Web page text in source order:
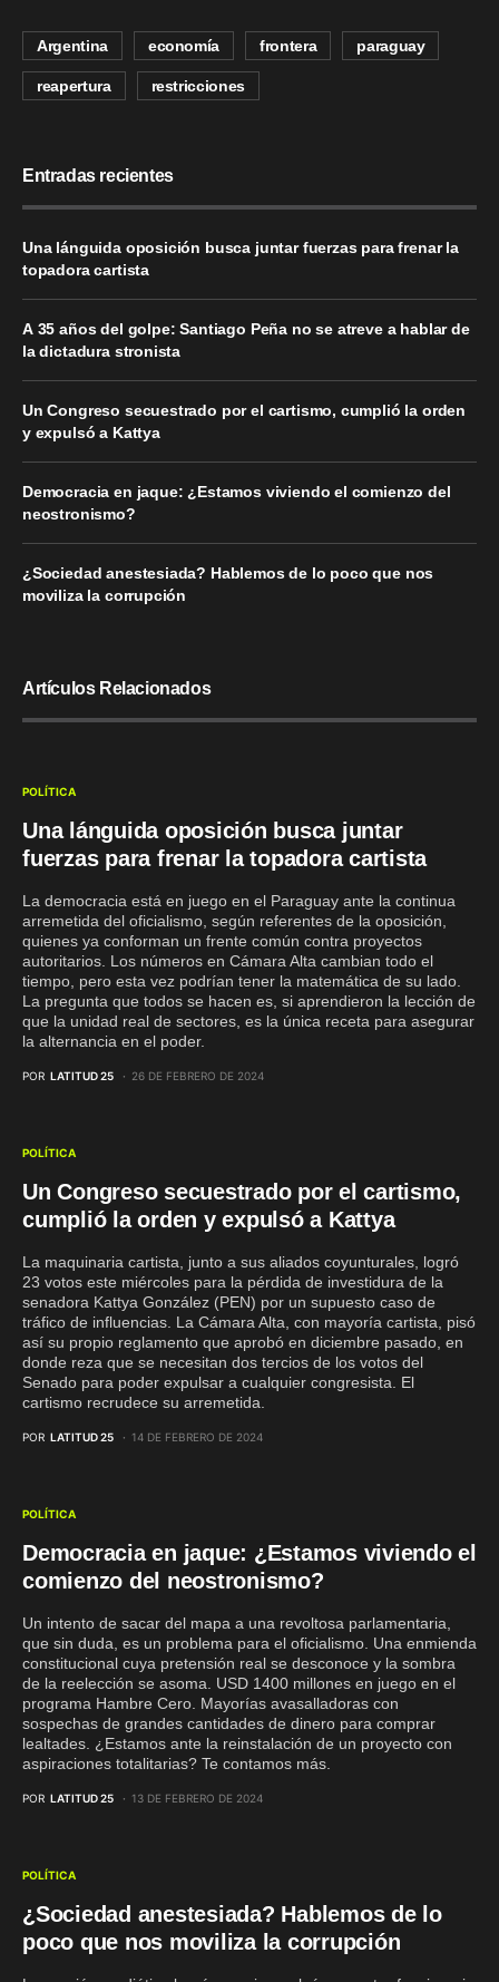
Argentina economía frontera paraguay
reapertura restricciones
Entradas recientes
Una lánguida oposición busca juntar fuerzas para frenar la
topadora cartista
A 35 años del golpe: Santiago Peña no se atreve a hablar de
la dictadura stronista
Un Congreso secuestrado por el cartismo, cumplió la orden
y expulsó a Kattya
Democracia en jaque: ¿Estamos viviendo el comienzo del
neostronismo?
¿Sociedad anestesiada? Hablemos de lo poco que nos
moviliza la corrupción
Artículos Relacionados
POLÍTICA
Una lánguida oposición busca juntar
fuerzas para frenar la topadora cartista
La democracia está en juego en el Paraguay ante la continua
arremetida del oficialismo, según referentes de la oposición,
quienes ya conforman un frente común contra proyectos
autoritarios. Los números en Cámara Alta cambian todo el
tiempo, pero esta vez podrían tener la matemática de su lado.
La pregunta que todos se hacen es, si aprendieron la lección de
que la unidad real de sectores, es la única receta para asegurar
la alternancia en el poder.
POR LATITUD 25 26 DE FEBRERO DE 2024
POLÍTICA
Un Congreso secuestrado por el cartismo,
cumplió la orden y expulsó a Kattya
La maquinaria cartista, junto a sus aliados coyunturales, logró
23 votos este miércoles para la pérdida de investidura de la
senadora Kattya González (PEN) por un supuesto caso de
tráfico de influencias. La Cámara Alta, con mayoría cartista, pisó
así su propio reglamento que aprobó en diciembre pasado, en
donde reza que se necesitan dos tercios de los votos del
Senado para poder expulsar a cualquier congresista. El
cartismo recrudece su arremetida.
POR LATITUD 25 14 DE FEBRERO DE 2024
POLÍTICA
Democracia en jaque: ¿Estamos viviendo el
comienzo del neostronismo?
Un intento de sacar del mapa a una revoltosa parlamentaria,
que sin duda, es un problema para el oficialismo. Una enmienda
constitucional cuya pretensión real se desconoce y la sombra
de la reelección se asoma. USD 1400 millones en juego en el
programa Hambre Cero. Mayorías avasalladoras con
sospechas de grandes cantidades de dinero para comprar
lealtades. ¿Estamos ante la reinstalación de un proyecto con
aspiraciones totalitarias? Te contamos más.
POR LATITUD 25 13 DE FEBRERO DE 2024
POLÍTICA
¿Sociedad anestesiada? Hablemos de lo
poco que nos moviliza la corrupción